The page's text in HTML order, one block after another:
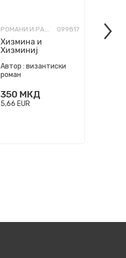
РОМАНИ И РАСКАЗИ ЗА МЛАДИ 099817
Хизмина и
Хизминиј
Автор : византиски
роман
350 МКД
5,66 EUR